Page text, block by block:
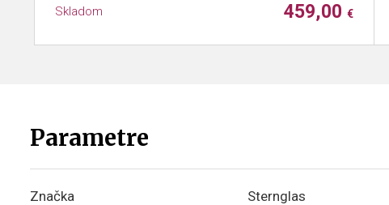
Skladom 459,00 €
Parametre
Značka
Sternglas